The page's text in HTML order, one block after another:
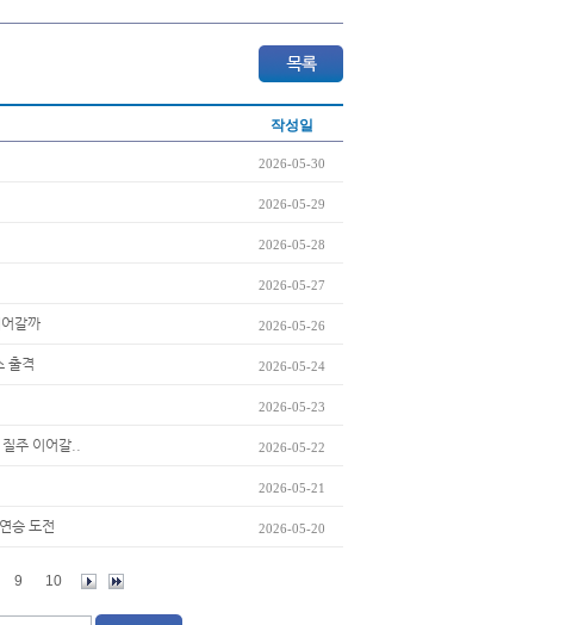
작성일
2026-05-30
2026-05-29
2026-05-28
2026-05-27
갈까 2026-05-26
출격 2026-05-24
2026-05-23
주 이어갈.. 2026-05-22
2026-05-21
승 도전 2026-05-20
9 10